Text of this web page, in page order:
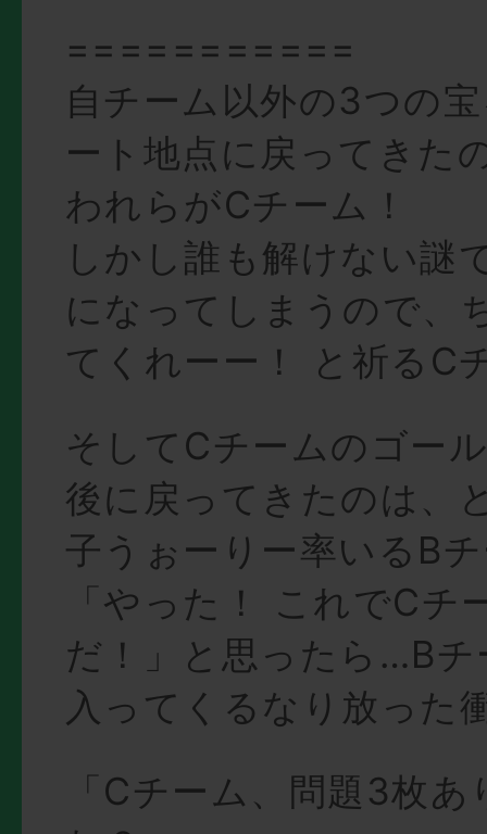
===========
自チーム以外の3つの
ート地点に戻ってきた
われらがCチーム！
しかし誰も解けない謎
になってしまうので、
てくれーー！ と祈るC
そしてCチームのゴー
後に戻ってきたのは、
子うぉーりー率いるB
「やった！ これでCチ
だ！」と思ったら…Bチ
入ってくるなり放った
「Cチーム、問題3枚